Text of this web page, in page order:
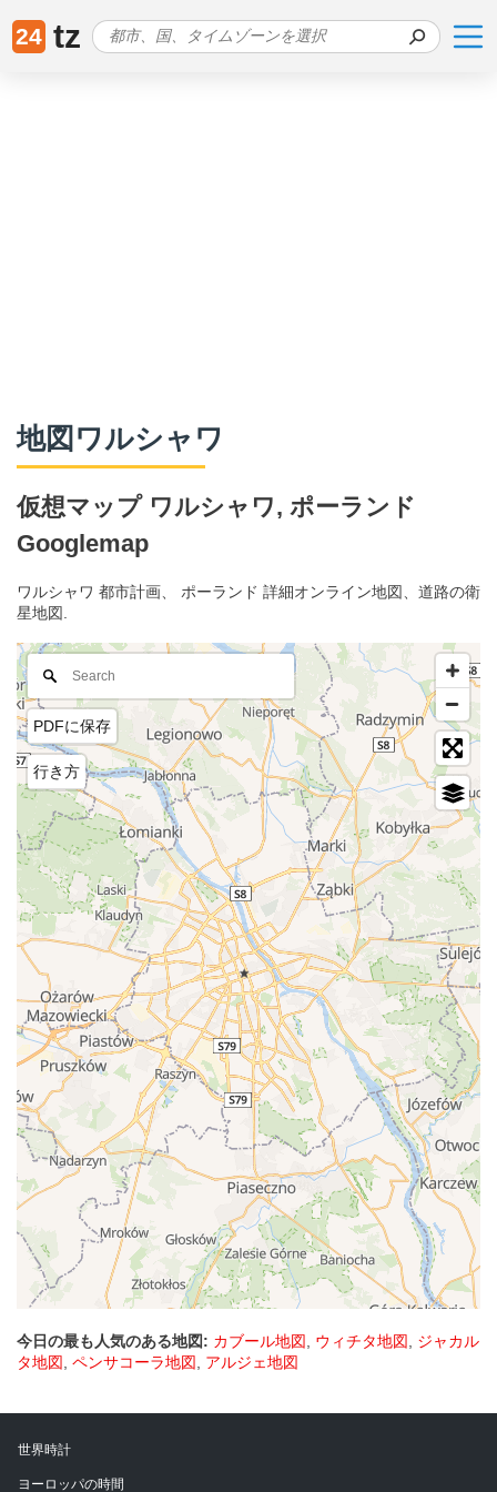
24 tz
地図ワルシャワ
仮想マップ ワルシャワ, ポーランド
Googlemap
ワルシャワ 都市計画、 ポーランド 詳細オンライン地図、道路の衛
星地図.
PDFに保存
行き方
今日の最も人気のある地図: カブール地図, ウィチタ地図, ジャカル
タ地図, ペンサコーラ地図, アルジェ地図
世界時計
ヨーロッパの時間